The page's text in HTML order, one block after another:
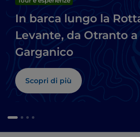
In barca lungo la
Levante, da Otranto a
Garganico
Scopri di più